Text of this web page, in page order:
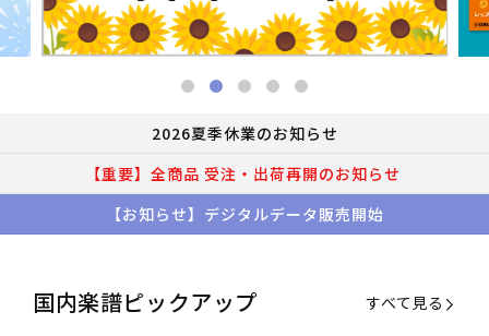
2026夏季休業のお知らせ
【重要】全商品 受注・出荷再開のお知らせ
【お知らせ】デジタルデータ販売開始
国内楽譜ピックアップ すべて見る